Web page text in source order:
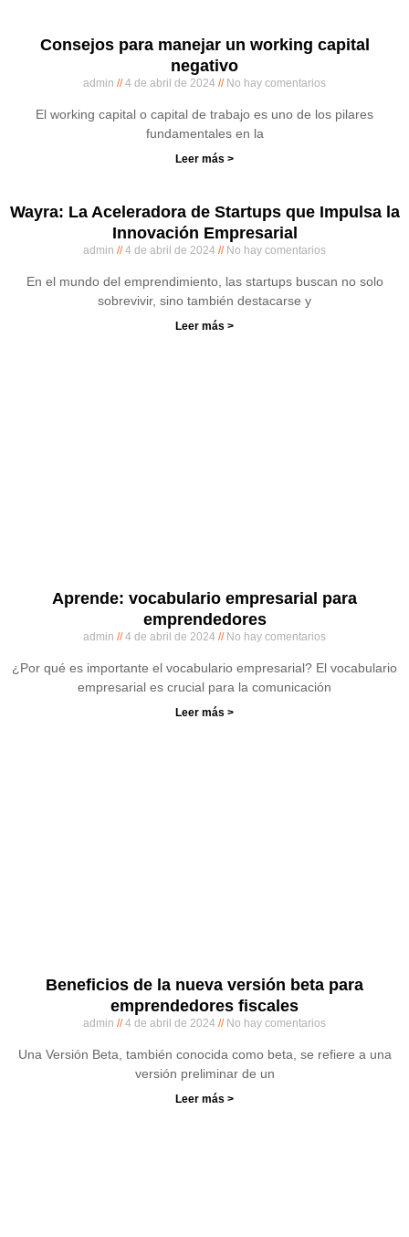
Consejos para manejar un working capital
negativo
admin 4 de abril de 2024 No hay comentarios
El working capital o capital de trabajo es uno de los pilares
fundamentales en la
Leer más >
Wayra: La Aceleradora de Startups que Impulsa la
Innovación Empresarial
admin 4 de abril de 2024 No hay comentarios
En el mundo del emprendimiento, las startups buscan no solo
sobrevivir, sino también destacarse y
Leer más >
Aprende: vocabulario empresarial para
emprendedores
admin 4 de abril de 2024 No hay comentarios
¿Por qué es importante el vocabulario empresarial? El vocabulario
empresarial es crucial para la comunicación
Leer más >
Beneficios de la nueva versión beta para
emprendedores fiscales
admin 4 de abril de 2024 No hay comentarios
Una Versión Beta, también conocida como beta, se refiere a una
versión preliminar de un
Leer más >